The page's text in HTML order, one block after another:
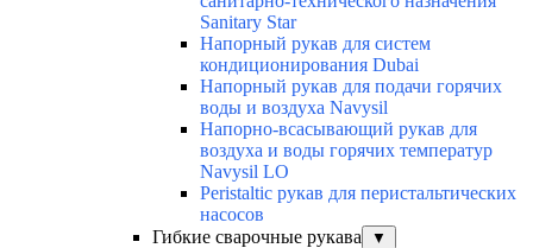
Sanitary Star
Напорный рукав для систем
кондиционирования Dubai
Напорный рукав для подачи горячих
воды и воздуха Navysil
Напорно-всасывающий рукав для
воздуха и воды горячих температур
Navysil LO
Peristaltic рукав для перистальтических
насосов
Гибкие сварочные рукава
▼